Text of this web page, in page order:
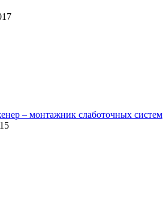
– монтажник слаботочных систем